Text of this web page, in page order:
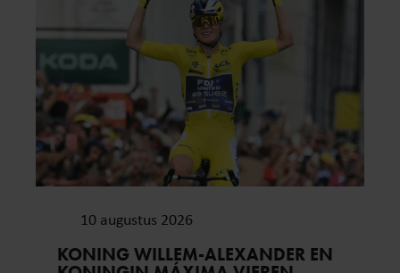
10 augustus 2026
KONING WILLEM-ALEXANDER EN